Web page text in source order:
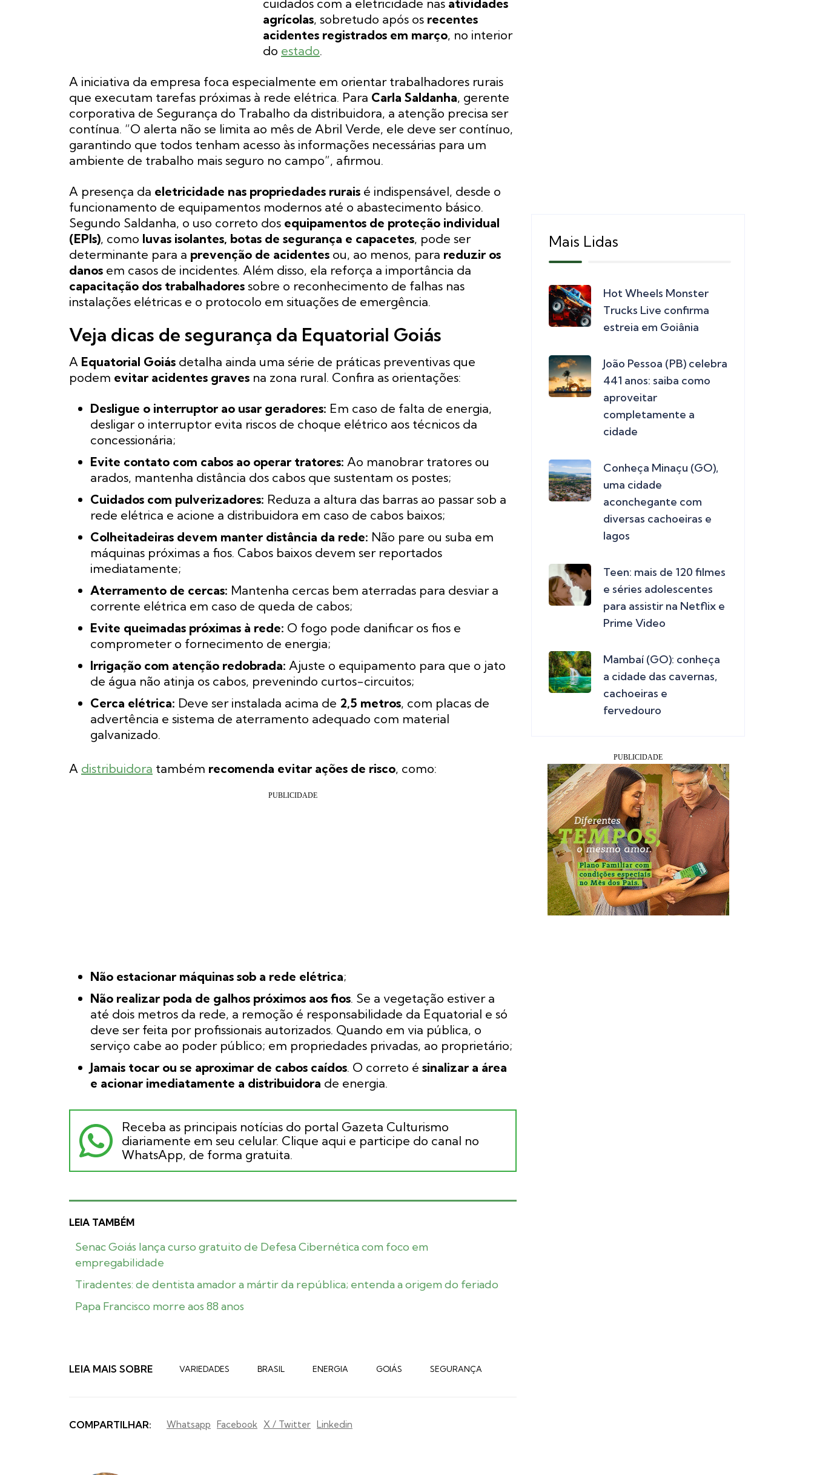
cuidados com a eletricidade nas atividades
agrícolas, sobretudo após os recentes
acidentes registrados em março, no interior
do estado.
A iniciativa da empresa foca especialmente em orientar trabalhadores rurais
que executam tarefas próximas à rede elétrica. Para Carla Saldanha, gerente
corporativa de Segurança do Trabalho da distribuidora, a atenção precisa ser
contínua. “O alerta não se limita ao mês de Abril Verde, ele deve ser contínuo,
garantindo que todos tenham acesso às informações necessárias para um
ambiente de trabalho mais seguro no campo”, afirmou.
A presença da eletricidade nas propriedades rurais é indispensável, desde o
funcionamento de equipamentos modernos até o abastecimento básico.
Segundo Saldanha, o uso correto dos equipamentos de proteção individual
(EPIs), como luvas isolantes, botas de segurança e capacetes, pode ser
determinante para a prevenção de acidentes ou, ao menos, para reduzir os
danos em casos de incidentes. Além disso, ela reforça a importância da
capacitação dos trabalhadores sobre o reconhecimento de falhas nas
instalações elétricas e o protocolo em situações de emergência.
Veja dicas de segurança da Equatorial Goiás
A Equatorial Goiás detalha ainda uma série de práticas preventivas que
podem evitar acidentes graves na zona rural. Confira as orientações:
Desligue o interruptor ao usar geradores: Em caso de falta de energia,
desligar o interruptor evita riscos de choque elétrico aos técnicos da
concessionária;
Evite contato com cabos ao operar tratores: Ao manobrar tratores ou
arados, mantenha distância dos cabos que sustentam os postes;
Cuidados com pulverizadores: Reduza a altura das barras ao passar sob a
rede elétrica e acione a distribuidora em caso de cabos baixos;
Colheitadeiras devem manter distância da rede: Não pare ou suba em
máquinas próximas a fios. Cabos baixos devem ser reportados
imediatamente;
Aterramento de cercas: Mantenha cercas bem aterradas para desviar a
corrente elétrica em caso de queda de cabos;
Evite queimadas próximas à rede: O fogo pode danificar os fios e
comprometer o fornecimento de energia;
Irrigação com atenção redobrada: Ajuste o equipamento para que o jato
de água não atinja os cabos, prevenindo curtos-circuitos;
Cerca elétrica: Deve ser instalada acima de 2,5 metros, com placas de
advertência e sistema de aterramento adequado com material
galvanizado.
A distribuidora também recomenda evitar ações de risco, como:
Não estacionar máquinas sob a rede elétrica;
Não realizar poda de galhos próximos aos fios. Se a vegetação estiver a
até dois metros da rede, a remoção é responsabilidade da Equatorial e só
deve ser feita por profissionais autorizados. Quando em via pública, o
serviço cabe ao poder público; em propriedades privadas, ao proprietário;
Jamais tocar ou se aproximar de cabos caídos. O correto é sinalizar a área
e acionar imediatamente a distribuidora de energia.
Receba as principais notícias do portal Gazeta Culturismo
diariamente em seu celular. Clique aqui e participe do canal no
WhatsApp, de forma gratuita.
LEIA TAMBÉM
Senac Goiás lança curso gratuito de Defesa Cibernética com foco em
empregabilidade
Tiradentes: de dentista amador a mártir da república; entenda a origem do feriado
Papa Francisco morre aos 88 anos
LEIA MAIS SOBRE VARIEDADES BRASIL ENERGIA GOIÁS SEGURANÇA
COMPARTILHAR: Whatsapp Facebook X / Twitter Linkedin
Mais Lidas
Hot Wheels Monster
Trucks Live confirma
estreia em Goiânia
João Pessoa (PB) celebra
441 anos: saiba como
aproveitar
completamente a
cidade
Conheça Minaçu (GO),
uma cidade
aconchegante com
diversas cachoeiras e
lagos
Teen: mais de 120 filmes
e séries adolescentes
para assistir na Netflix e
Prime Video
Mambaí (GO): conheça
a cidade das cavernas,
cachoeiras e
fervedouro